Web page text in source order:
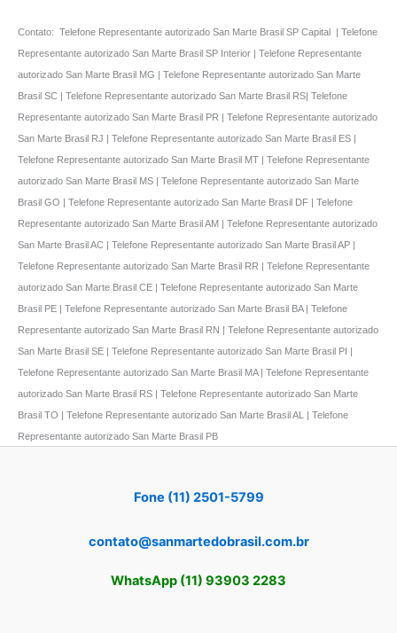
Contato: Telefone Representante autorizado San Marte Brasil SP Capital | Telefone
Representante autorizado San Marte Brasil SP Interior | Telefone Representante
autorizado San Marte Brasil MG | Telefone Representante autorizado San Marte
Brasil SC | Telefone Representante autorizado San Marte Brasil RS| Telefone
Representante autorizado San Marte Brasil PR | Telefone Representante autorizado
San Marte Brasil RJ | Telefone Representante autorizado San Marte Brasil ES |
Telefone Representante autorizado San Marte Brasil MT | Telefone Representante
autorizado San Marte Brasil MS | Telefone Representante autorizado San Marte
Brasil GO | Telefone Representante autorizado San Marte Brasil DF | Telefone
Representante autorizado San Marte Brasil AM | Telefone Representante autorizado
San Marte Brasil AC | Telefone Representante autorizado San Marte Brasil AP |
Telefone Representante autorizado San Marte Brasil RR | Telefone Representante
autorizado San Marte Brasil CE | Telefone Representante autorizado San Marte
Brasil PE | Telefone Representante autorizado San Marte Brasil BA | Telefone
Representante autorizado San Marte Brasil RN | Telefone Representante autorizado
San Marte Brasil SE | Telefone Representante autorizado San Marte Brasil PI |
Telefone Representante autorizado San Marte Brasil MA | Telefone Representante
autorizado San Marte Brasil RS | Telefone Representante autorizado San Marte
Brasil TO | Telefone Representante autorizado San Marte Brasil AL | Telefone
Representante autorizado San Marte Brasil PB
Fone (11) 2501-5799
contato@sanmartedobrasil.com.br
WhatsApp (11) 93903 2283